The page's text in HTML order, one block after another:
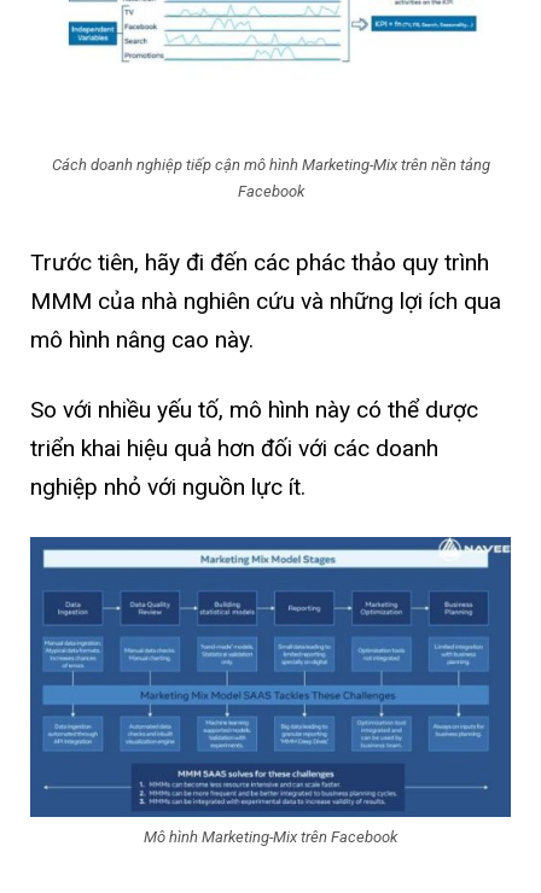
Cách doanh nghiệp tiếp cận mô hình Marketing-Mix trên nền tảng
Facebook
Trước tiên, hãy đi đến các phác thảo quy trình
MMM của nhà nghiên cứu và những lợi ích qua
mô hình nâng cao này.
So với nhiều yếu tố, mô hình này có thể dược
triển khai hiệu quả hơn đối với các doanh
nghiệp nhỏ với nguồn lực ít.
Mô hình Marketing-Mix trên Facebook